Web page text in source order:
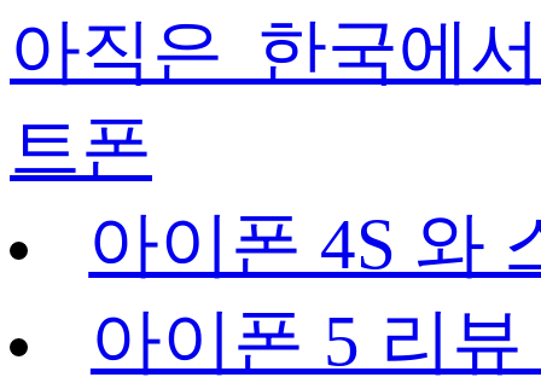
아직은 한국에
트폰
아이폰 4S 와
아이폰 5 리